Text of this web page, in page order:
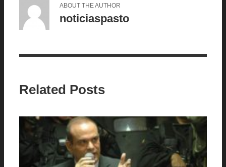
ABOUT THE AUTHOR
noticiaspasto
Related Posts